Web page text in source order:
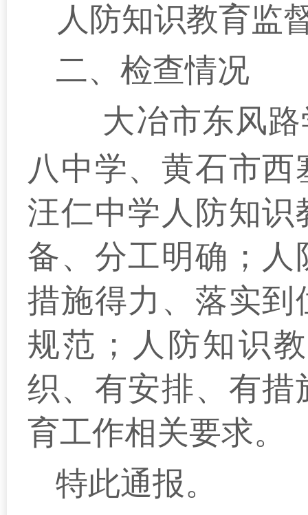
人防知识教育监
二、检查情况
大冶市东风
八中学、黄石市西
汪仁中学 人防知
备、分工明确；
措施得力、落实
规范；人防知识
织、有安排、有
育工作相关要求。
特此通报。